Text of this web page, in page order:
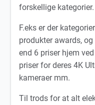
forskellige kategorier.
F.eks er der
produkter awards,
end 6 priser hjem
priser for deres 4K
kameraer mm.
Til trods for at alt